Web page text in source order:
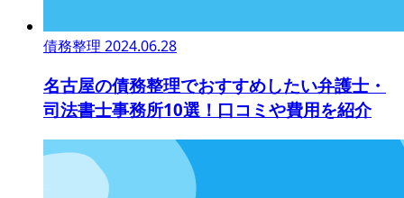
債務整理 2024.06.28
名古屋の債務整理でおすすめしたい弁護士・
司法書士事務所10選！口コミや費用を紹介